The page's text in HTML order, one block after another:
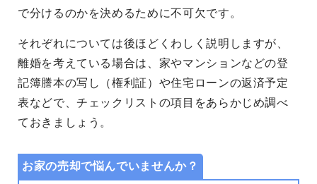
で分けるのかを決めるために不可欠です。
それぞれについては後ほどくわしく説明しますが、
離婚を考えている場合は、家やマンションなどの登
記簿謄本の写し（権利証）や住宅ローンの返済予定
表などで、チェックリストの項目をあらかじめ調べ
ておきましょう。
お家の売却で悩んでいませんか？